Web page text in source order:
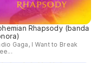
Rhapsody (banda
Gaga, I Want to Break